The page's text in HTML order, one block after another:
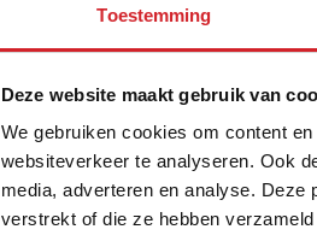
Toestemming
Deze website maakt gebruik van
We gebruiken cookies om content
websiteverkeer te analyseren. Ook
media, adverteren en analyse. Deze
verstrekt of die ze hebben